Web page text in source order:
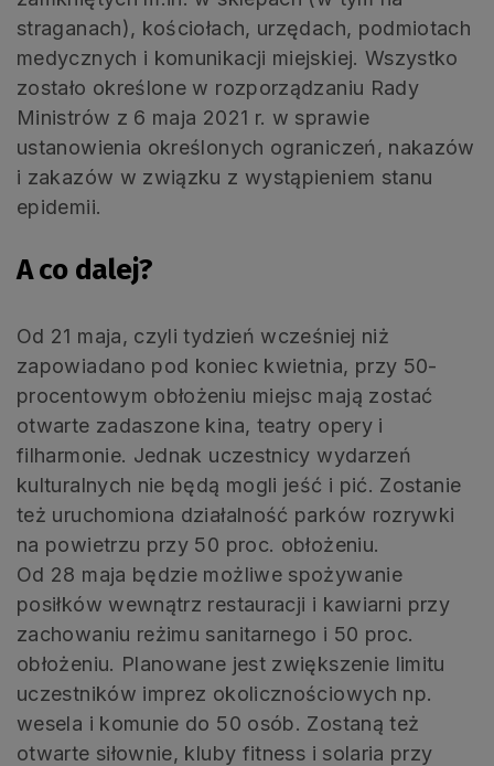
straganach), kościołach, urzędach, podmiotach
medycznych i komunikacji miejskiej. Wszystko
zostało określone w rozporządzaniu Rady
Ministrów z 6 maja 2021 r. w sprawie
ustanowienia określonych ograniczeń, nakazów
i zakazów w związku z wystąpieniem stanu
epidemii.
A co dalej?
Od 21 maja, czyli tydzień wcześniej niż
zapowiadano pod koniec kwietnia, przy 50-
procentowym obłożeniu miejsc mają zostać
otwarte zadaszone kina, teatry opery i
filharmonie. Jednak uczestnicy wydarzeń
kulturalnych nie będą mogli jeść i pić. Zostanie
też uruchomiona działalność parków rozrywki
na powietrzu przy 50 proc. obłożeniu.
Od 28 maja będzie możliwe spożywanie
posiłków wewnątrz restauracji i kawiarni przy
zachowaniu reżimu sanitarnego i 50 proc.
obłożeniu. Planowane jest zwiększenie limitu
uczestników imprez okolicznościowych np.
wesela i komunie do 50 osób. Zostaną też
otwarte siłownie, kluby fitness i solaria przy